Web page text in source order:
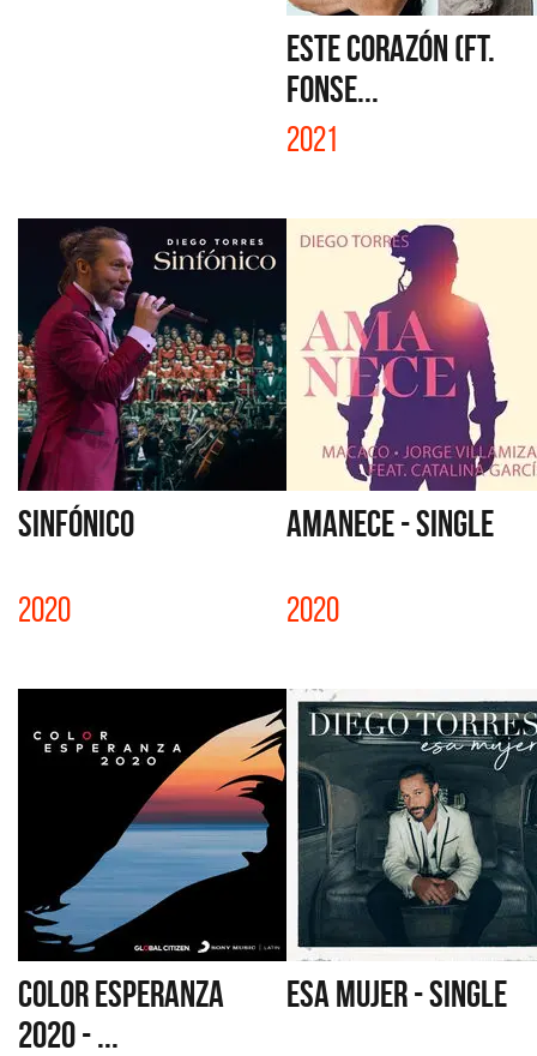
ESTE CORAZÓN (FT.
FONSE...
2021
SINFÓNICO
2020
AMANECE - SINGLE
2020
COLOR ESPERANZA
2020 - ...
ESA MUJER - SINGLE